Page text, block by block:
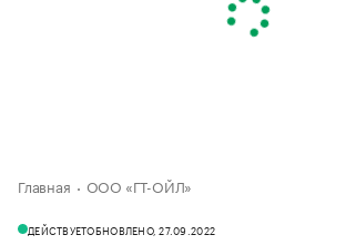
Главная ООО «ГТ-ОЙЛ»
ДЕЙСТВУЕТОБНОВЛЕНО, 27.09.2022